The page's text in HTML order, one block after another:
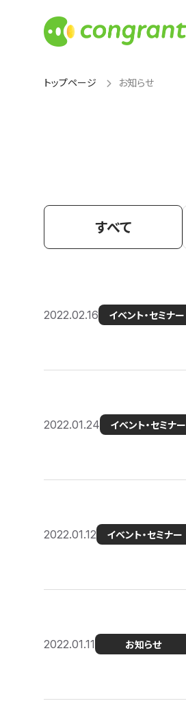
トップページ お知らせ
すべて
2022.02.16 イベント・セミナー
2022.01.24 イベント・セミナー
2022.01.12 イベント・セミナー
2022.01.11 お知らせ